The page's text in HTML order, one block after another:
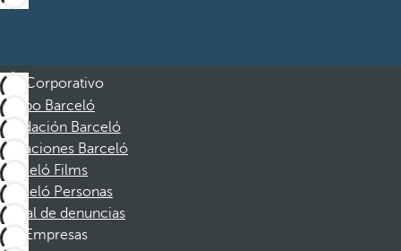
Corporativo
Grupo Barceló
Fundación Barceló
Vacaciones Barceló
Barceló Films
Barceló Personas
Canal de denuncias
Empresas